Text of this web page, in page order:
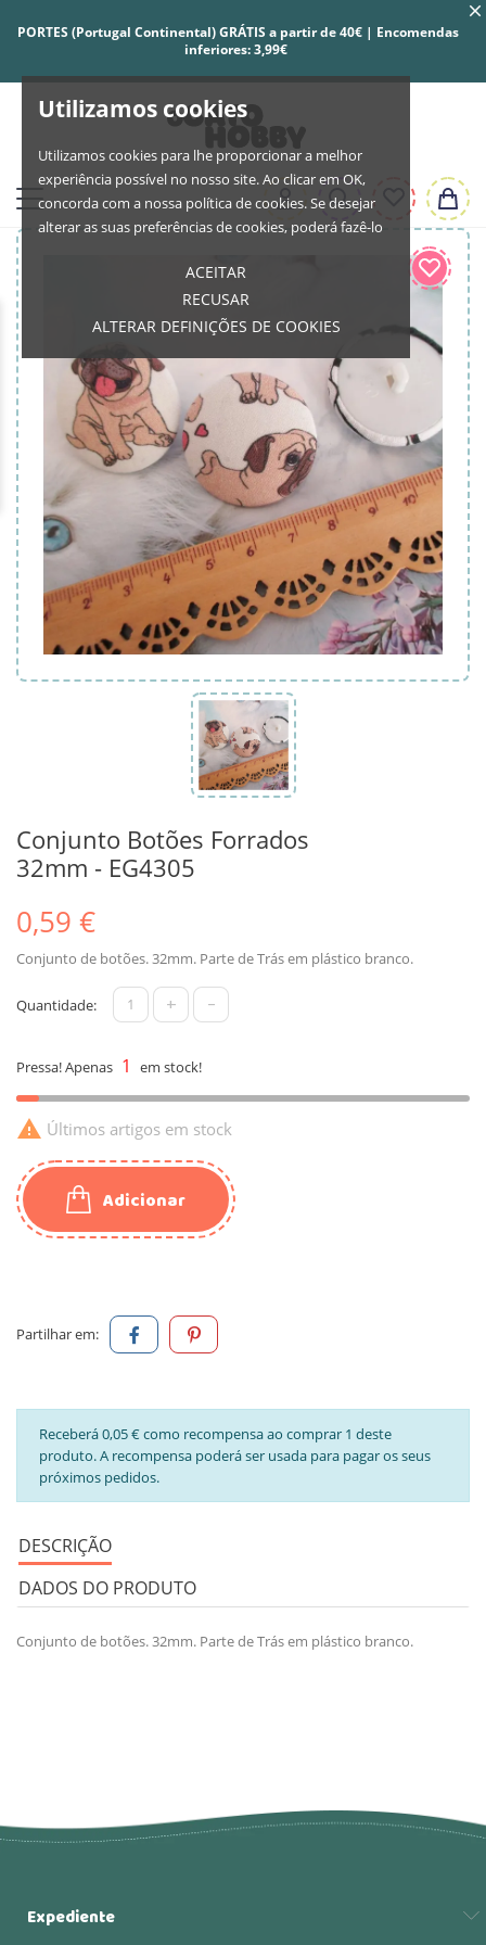
Utilizamos cookies
Utilizamos cookies para lhe proporcionar a melhor
experiência possível no nosso site. Ao clicar em OK,
concorda com a nossa política de cookies. Se desejar
alterar as suas preferências de cookies, poderá fazê-lo
ACEITAR
RECUSAR
ALTERAR DEFINIÇÕES DE COOKIES
PORTES (Portugal Continental) GRÁTIS a partir de 40€ | Encomendas
inferiores: 3,99€
Conjunto Botões Forrados
32mm - EG4305
0,59 €
Conjunto de botões. 32mm. Parte de Trás em plástico branco.
Quantidade: + -
Pressa! Apenas 1 em stock!
 Últimos artigos em stock
Adicionar
Partilhar em:
Receberá 0,05 € como recompensa ao comprar 1 deste
produto. A recompensa poderá ser usada para pagar os seus
próximos pedidos.
DESCRIÇÃO
DADOS DO PRODUTO
Conjunto de botões. 32mm. Parte de Trás em plástico branco.
Expediente